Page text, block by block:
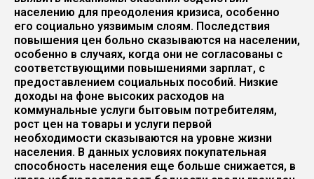
населению для преодоления кризиса, особенно
его социально уязвимым слоям. Последствия
повышения цен больно сказываются на населении,
особенно в случаях, когда они не согласованы с
соответствующими повышениями зарплат, с
предоставлением социальных пособий. Низкие
доходы на фоне высоких расходов на
коммунальные услуги бытовым потребителям,
рост цен на товары и услуги первой
необходимости сказываются на уровне жизни
населения. В данных условиях покупательная
способность населения еще больше снижается, в